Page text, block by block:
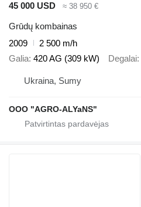
45 000 USD
≈ 38 950 €
Grūdų kombainas
2009
2 500 m/h
Galia 420 AG (309 kW) Degalai
Ukraina, Sumy
OOO "AGRO-ALYaNS"